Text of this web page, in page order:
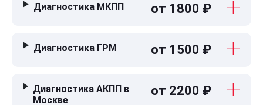
Диагностика МКПП от 1800 ₽
Диагностика ГРМ от 1500 ₽
Диагностика АКПП в
Москве
от 2200 ₽